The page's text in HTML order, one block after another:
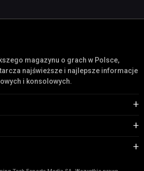
magazynu o grach w Polsce,
najświeższe i najlepsze informacje
i konsolowych.